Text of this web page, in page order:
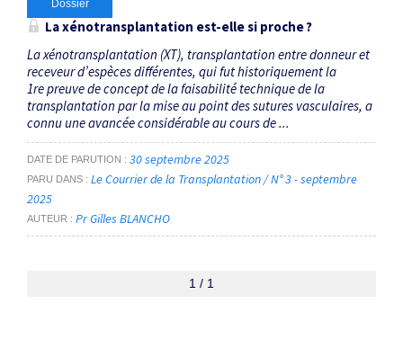
Porcs OGM ×
Dates
Du
RECHERCHER
Dossier
La xénotransplantation est-elle si proche ?
La xénotransplantation (XT), transplantation entre donneur et
receveur d’espèces différentes, qui fut historiquement la
1re preuve de concept de la faisabilité technique de la
transplantation par la mise au point des sutures vasculaires, a
connu une avancée considérable au cours de ...
DATE DE PARUTION 30 septembre 2025
PARU DANS
Le Courrier de la Transplantation / N° 3 - septembre
2025
AUTEUR Pr Gilles BLANCHO
1 / 1